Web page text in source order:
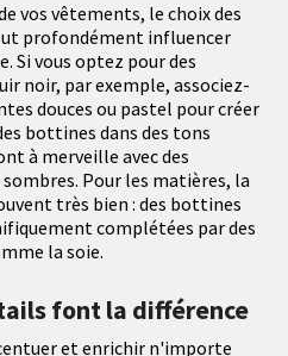
vos vêtements, le choix des
profondément influencer
Si vous optez pour des
noir, par exemple, associez-
douces ou pastel pour créer
bottines dans des tons
à merveille avec des
Pour les matières, la
très bien : des bottines
complétées par des
la soie.
font la différence
et enrichir n'importe